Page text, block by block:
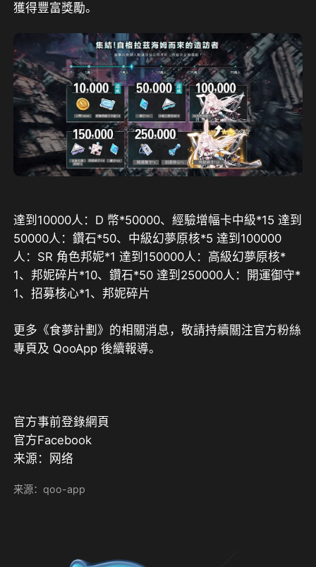
獲得豐富獎勵。
達到10000人：D 幣*50000、經驗增幅卡中級*15 達到
50000人：鑽石*50、中級幻夢原核*5 達到100000
人：SR 角色邦妮*1 達到150000人：高級幻夢原核*
1、邦妮碎片*10、鑽石*50 達到250000人：開運御守*
1、招募核心*1、邦妮碎片
更多《食夢計劃》的相關消息，敬請持續關注官方粉絲
專頁及 QooApp 後續報導。
官方事前登錄網頁
官方Facebook
来源：网络
来源：qoo-app